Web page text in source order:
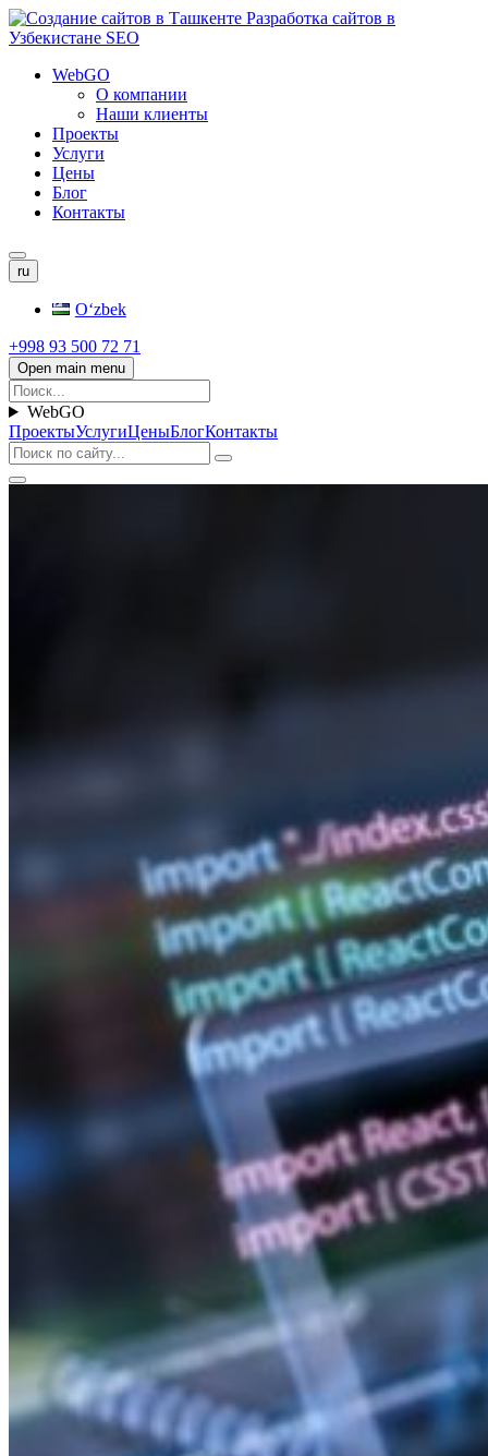
WebGO
О компании
Наши клиенты
Проекты
Услуги
Цены
Блог
Контакты
ru
Oʻzbek
+998 93 500 72 71
Open main menu
WebGO
ПроектыУслугиЦеныБлогКонтакты